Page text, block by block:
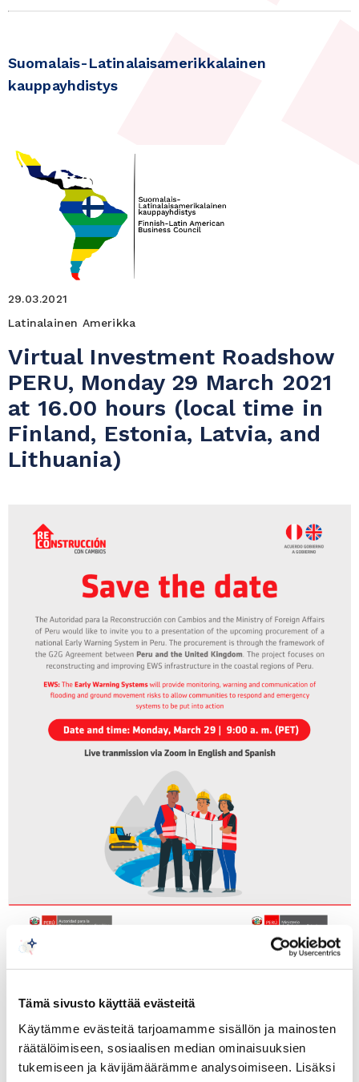
Tämä sivusto käyttää evästeitä
Käytämme evästeitä tarjoamamme sisällön ja mainosten
räätälöimiseen, sosiaalisen median ominaisuuksien
tukemiseen ja kävijämäärämme analysoimiseen. Lisäksi
Suomalais-Latinalaisamerikkalainen
kauppayhdistys
29.03.2021
Latinalainen Amerikka
Virtual Investment Roadshow
PERU, Monday 29 March 2021
at 16.00 hours (local time in
Finland, Estonia, Latvia, and
Lithuania)
to inform you thatthe Authority for
Reconstruction with Changes(ARCC)andthe
Ministry of Foreign Affairs of Peruwould like
to invite you to a presentation on the upcoming